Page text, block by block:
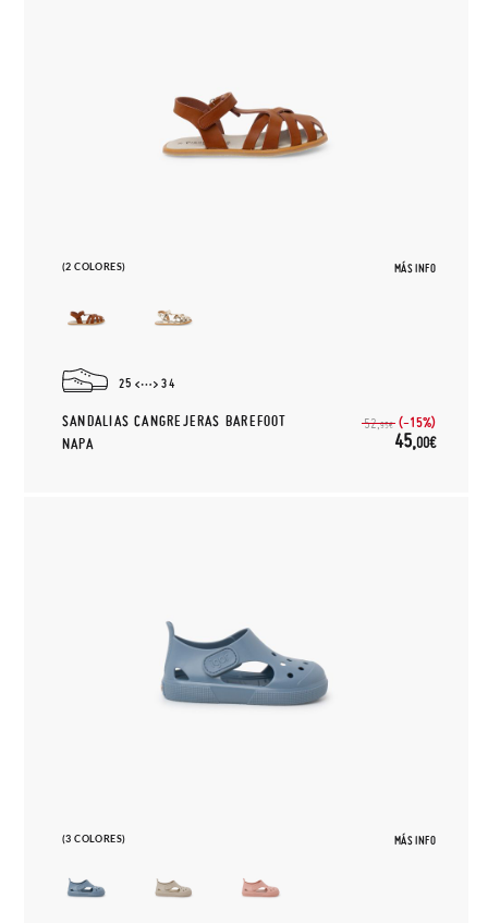
(2 COLORES) MÁS INFO
25 34
SANDALIAS CANGREJERAS BAREFOOT
NAPA
52,95€ (-15%)
45,00€
(3 COLORES) MÁS INFO